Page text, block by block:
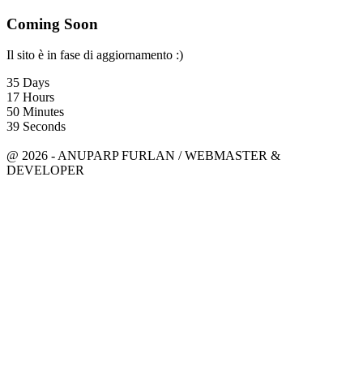
Coming Soon
Il sito è in fase di aggiornamento :)
35 Days
17 Hours
50 Minutes
39 Seconds
@ 2026 - ANUPARP FURLAN / WEBMASTER &
DEVELOPER